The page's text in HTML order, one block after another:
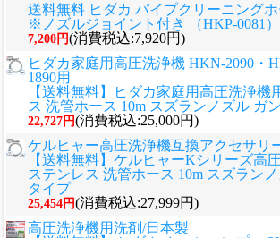
送料無料 ヒダカ パイプクリーニング
※ノズルジョイント付き （HKP-0081）
7,200円(消費税込:7,920円)
ヒダカ家庭用高圧洗浄機 HKN-2090・
1890用
【送料無料】ヒダカ家庭用高圧洗浄機
ス 洗管ホース 10m スズランノズル ガ
22,727円(消費税込:25,000円)
ケルヒャー高圧洗浄機互換アクセサリ
【送料無料】ケルヒャーKシリーズ高
ステンレス 洗管ホース 10m スズラン
タイプ
25,454円(消費税込:27,999円)
高圧洗浄機用洗剤/日本製